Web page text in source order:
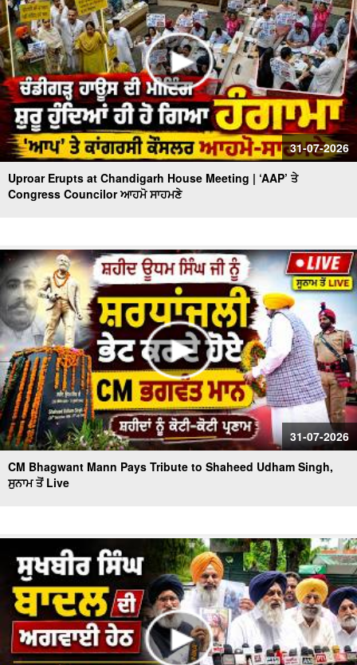
31-07-2026
Uproar Erupts at Chandigarh House Meeting | ‘AAP’ ਤੇ
Congress Councilor ਆਹਮੋ ਸਾਹਮਣੇ
31-07-2026
CM Bhagwant Mann Pays Tribute to Shaheed Udham Singh,
ਸੁਨਾਮ ਤੋਂ Live